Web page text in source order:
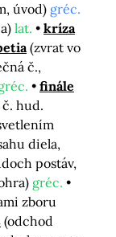
úvod) gréc.
lat.
kríza
(zvrat vo
č.,
finále
hud.
diela,
postáv,
gréc.
zboru
(odchod